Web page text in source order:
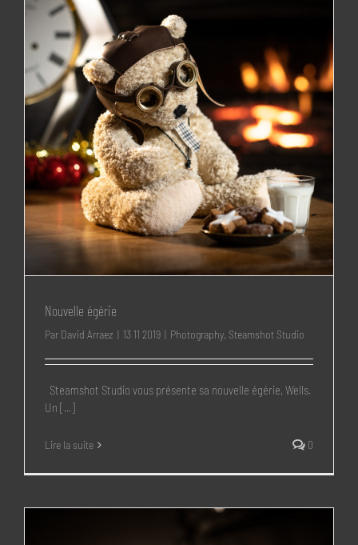
Nouvelle égérie
Par David Arraez | 13 11 2019 | Photography, Steamshot Studio
Steamshot Studio vous présente sa nouvelle égérie, Wells.
Un [...]
Lire la suite 0